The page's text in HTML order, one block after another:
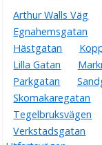
Arthur Walls Väg
Egnahemsgatan
Hästgatan
Lilla Gatan
Parkgatan
Skomakaregatan
Tegelbruksvägen
Verkstadsgatan